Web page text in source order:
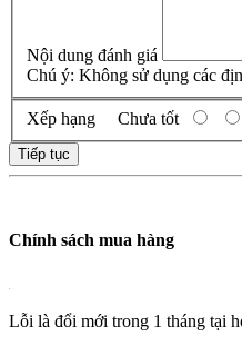
Nội dung đánh giá
Chú ý: Không sử dụng các
Xếp hạng Chưa tốt
Tiếp tục
Chính sách mua hàng
Lỗi là đổi mới trong 1 tháng tại